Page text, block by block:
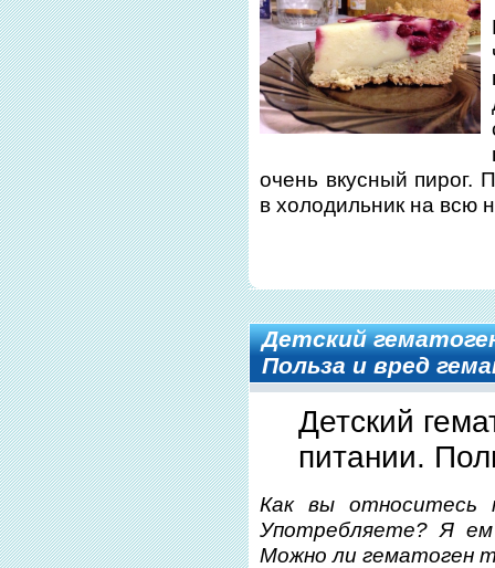
очень вкусный пирог.
в холодильник на всю
Детский
Польза и вред
Детский
питании.
Как вы относитесь
Употребляете? Я
Можно ли гематоген